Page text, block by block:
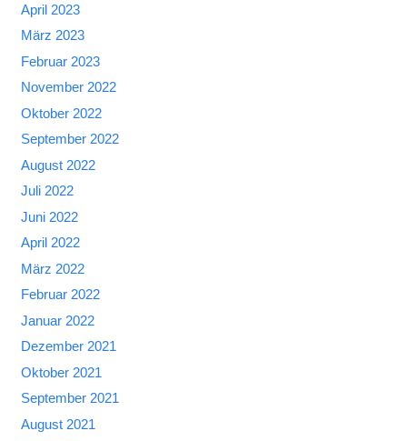
April 2023
März 2023
Februar 2023
November 2022
Oktober 2022
September 2022
August 2022
Juli 2022
Juni 2022
April 2022
März 2022
Februar 2022
Januar 2022
Dezember 2021
Oktober 2021
September 2021
August 2021